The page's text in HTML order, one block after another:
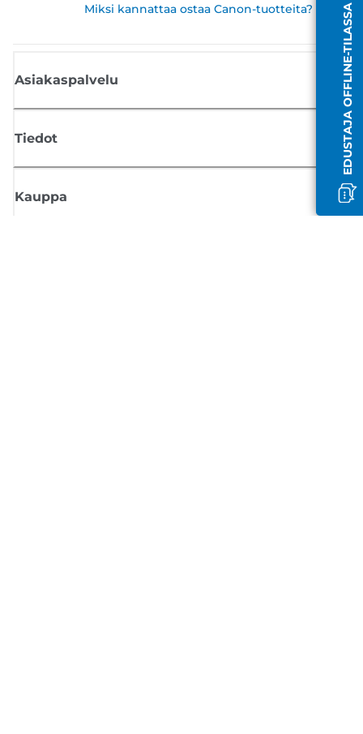
EDUSTAJA OFFLINE-TILASSA
Miksi kannattaa ostaa Canon-tuotteita?
Asiakaspalvelu
Tiedot
Kauppa